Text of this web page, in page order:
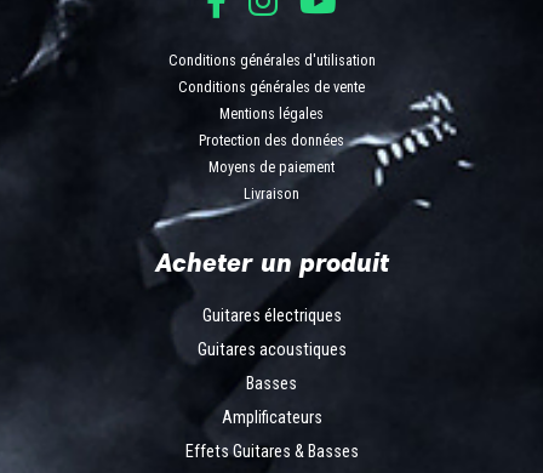
Conditions générales d'utilisation
Conditions générales de vente
Mentions légales
Protection des données
Moyens de paiement
Livraison
Acheter un produit
Guitares électriques
Guitares acoustiques
Basses
Amplificateurs
Effets Guitares & Basses